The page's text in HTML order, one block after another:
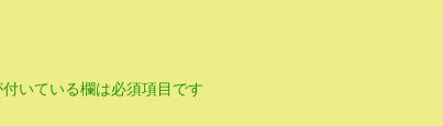
付いている欄は必須項目です